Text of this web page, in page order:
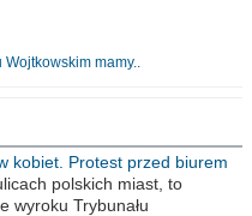
Wojtkowskim mamy..
kobiet. Protest przed biurem
polskich miast, to
wyroku Trybunału